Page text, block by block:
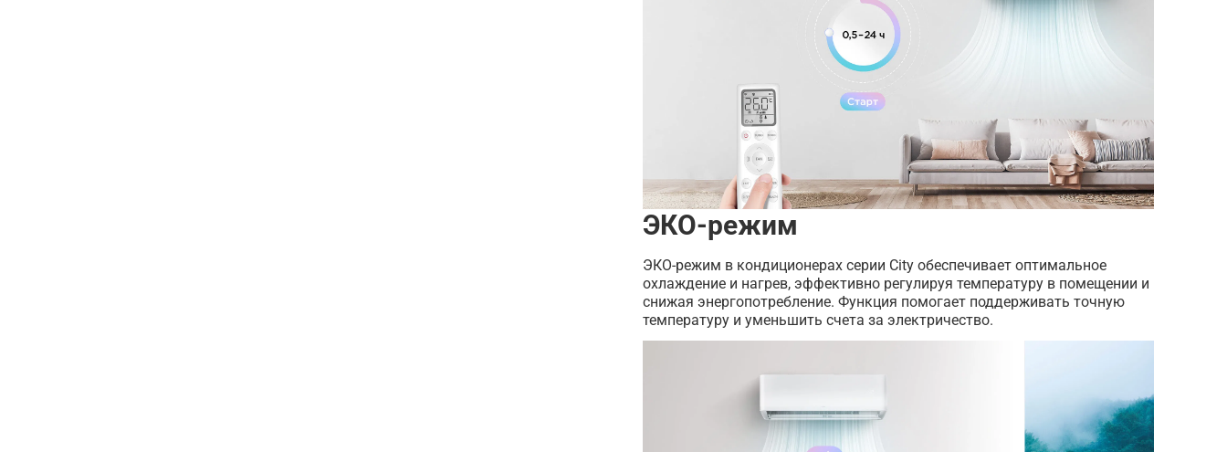
ЭКО-режим
ЭКО-режим в кондиционерах серии City обеспечивает оптимальное
охлаждение и нагрев, эффективно регулируя температуру в помещении и
снижая энергопотребление. Функция помогает поддерживать точную
температуру и уменьшить счета за электричество.